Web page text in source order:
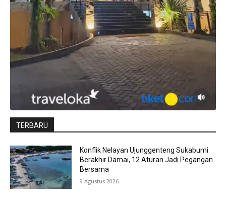
TERBARU
Konflik Nelayan Ujunggenteng Sukabumi
Berakhir Damai, 12 Aturan Jadi Pegangan
Bersama
9 Agustus 2026